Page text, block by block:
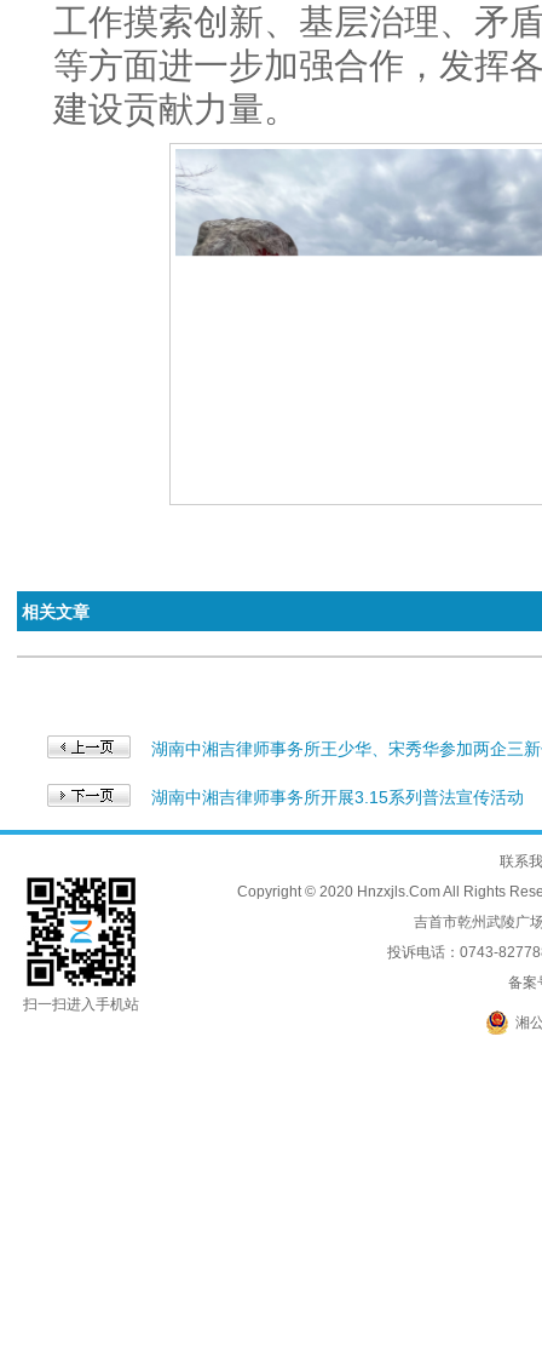
工作摸索创新、基层治理、矛
等方面进一步加强合作，发挥
建设贡献力量。
相关文章
湖南中湘吉律师事务所王少华、宋秀华参加两企三
湖南中湘吉律师事务所开展3.15系列普法宣传活动
扫一扫进入手机站
联系
Copyright © 2020 Hnzxjls.Com All Rights
吉首市乾州武陵广
投诉电话：0743-
备案
湘